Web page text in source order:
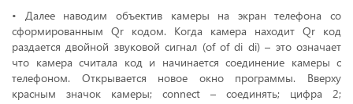
• Далее наводим объектив камеры на экран телефона со
сформированным Qr кодом. Когда камера находит Qr код
раздается двойной звуковой сигнал (of of di di) – это означает
что камера считала код и начинается соединение камеры с
телефоном. Открывается новое окно программы. Вверху
красным значок камеры; соnnect – соединять; цифра 2;